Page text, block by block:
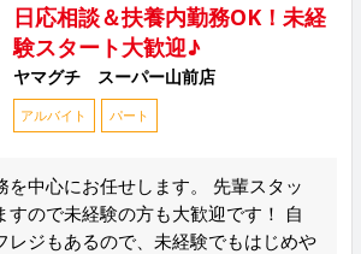
日応相談＆扶養内勤務OK！未経
験スタート大歓迎♪
ヤマグチ スーパー山前店
アルバイト パート
を中心にお任せします。 先輩スタッ
すので未経験の方も大歓迎です！ 自
レジもあるので、未経験でもはじめや